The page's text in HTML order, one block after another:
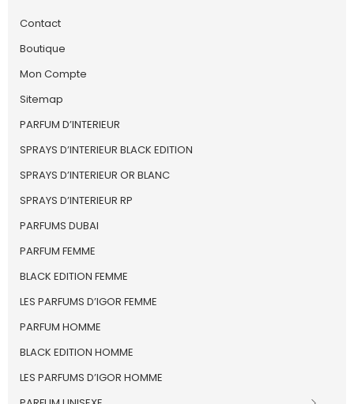
Contact
Boutique
Mon Compte
Sitemap
PARFUM D’INTERIEUR
SPRAYS D’INTERIEUR BLACK EDITION
SPRAYS D’INTERIEUR OR BLANC
SPRAYS D’INTERIEUR RP
PARFUMS DUBAI
PARFUM FEMME
BLACK EDITION FEMME
LES PARFUMS D’IGOR FEMME
PARFUM HOMME
BLACK EDITION HOMME
LES PARFUMS D’IGOR HOMME